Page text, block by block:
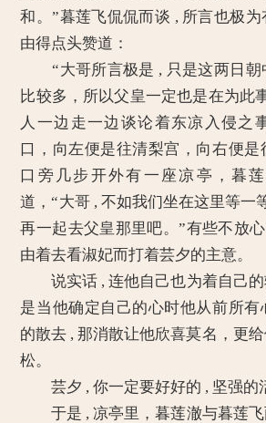
和。”暮莲飞侃侃而谈 , 所言也极
由得点头赞道：
“大哥所言极是 , 只是这两日朝
比较多，所以父皇一定也是在为此
人一边走一边谈论着东凉入侵之
口，向左便是往清梨宫，向右便是
口旁几步开外有一座凉亭，暮
道，“大哥 , 不如我们坐在这里等一
再一起去父皇那里吧。”有些不放
由着去看淑妃而打着芸夕的主意。
说实话 , 连他自己也为着自己的
是当他确定自己的心时他从前所有
的散去 , 那消散让他欣喜莫名，更
松。
芸夕 , 你一定要好好的 , 坚强的
于是 , 凉亭里，暮莲澈与暮莲飞